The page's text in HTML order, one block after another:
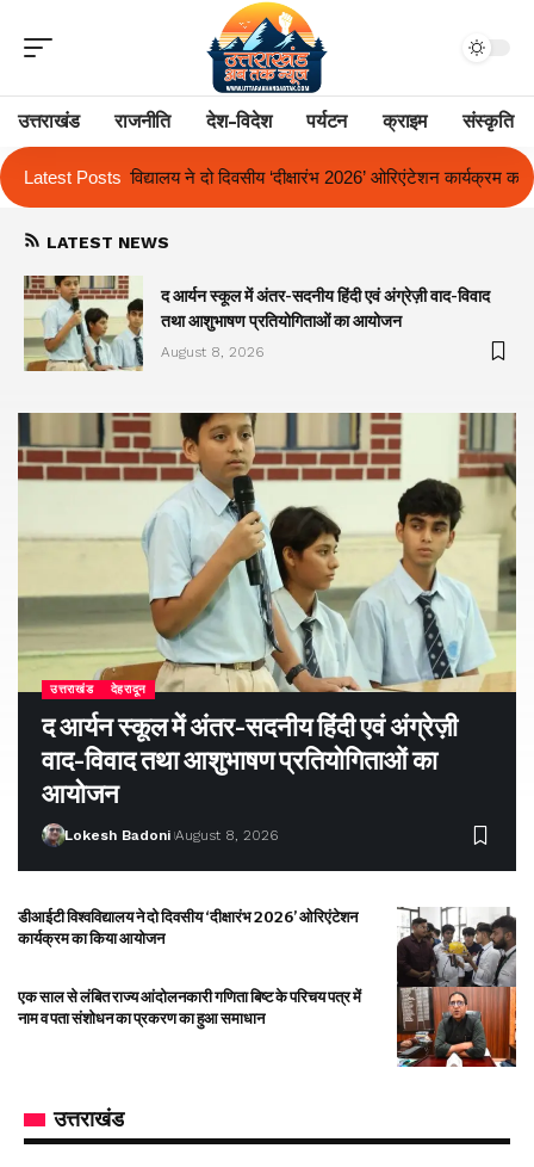
उत्तराखंड राजनीति देश-विदेश पर्यटन क्राइम संस्कृति
Latest Posts
‘दीक्षारंभ 2026’ ओरिएंटेशन कार्यक्रम का किया आयोजन एक साल से लंबित
LATEST NEWS
द आर्यन स्कूल में अंतर-सदनीय हिंदी एवं अंग्रेज़ी वाद-विवाद
तथा आशुभाषण प्रतियोगिताओं का आयोजन
August 8, 2026
उत्तराखंड देहरादून
द आर्यन स्कूल में अंतर-सदनीय हिंदी एवं अंग्रेज़ी
वाद-विवाद तथा आशुभाषण प्रतियोगिताओं का
आयोजन
Lokesh Badoni August 8, 2026
डीआईटी विश्वविद्यालय ने दो दिवसीय ‘दीक्षारंभ 2026’ ओरिएंटेशन
कार्यक्रम का किया आयोजन
एक साल से लंबित राज्य आंदोलनकारी गणिता बिष्ट के परिचय पत्र में
नाम व पता संशोधन का प्रकरण का हुआ समाधान
उत्तराखंड